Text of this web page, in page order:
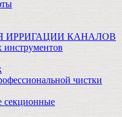
ИРРИГАЦИИ КАНАЛОВ
инструментов
чистки
секционные